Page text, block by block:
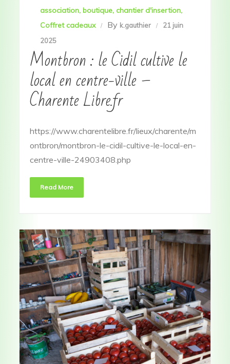
association boutique chantier d'insertion
Coffret cadeaux
By k.gauthier
21 juin
2025
Montbron : le Cidil cultive le
local en centre-ville –
Charente Libre.fr
https://www.charentelibre.fr/lieux/charente/m
ontbron/montbron-le-cidil-cultive-le-local-en-
centre-ville-24903408.php
Read More